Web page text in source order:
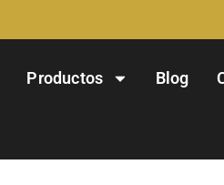
Productos Blog